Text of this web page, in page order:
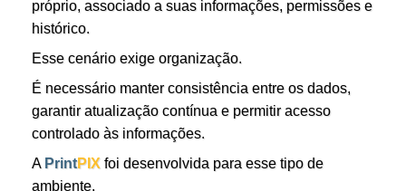
próprio, associado a suas informações, permissões e
histórico.
Esse cenário exige organização.
É necessário manter consistência entre os dados,
garantir atualização contínua e permitir acesso
controlado às informações.
A PrintPIX foi desenvolvida para esse tipo de
ambiente.